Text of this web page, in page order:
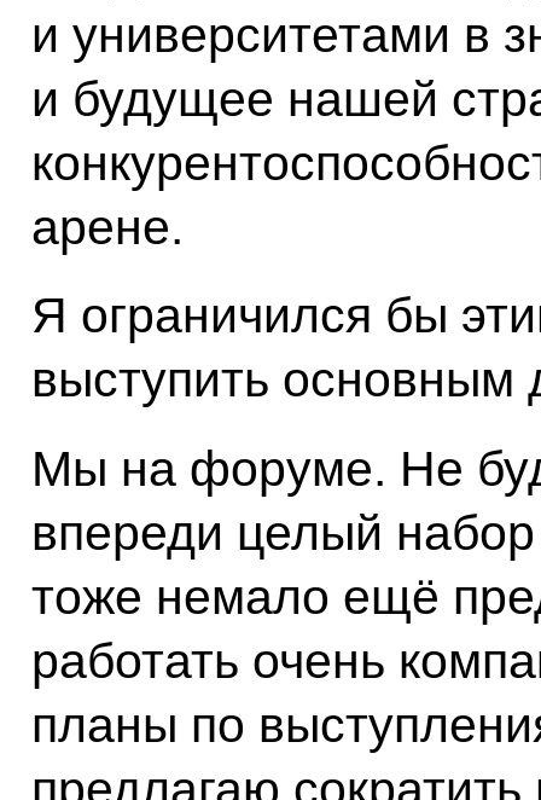
и университетами в
и будущее нашей
арене.
Я ограничился бы
выступить основным
Мы на форуме. Не
впереди целый
тоже немало ещё
работать очень
планы по
предлагаю